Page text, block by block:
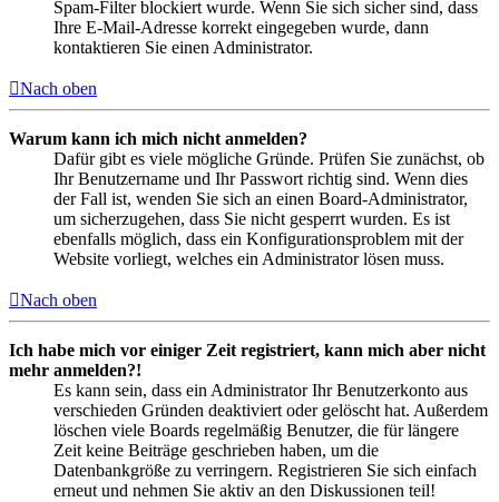
Spam-Filter blockiert wurde. Wenn Sie sich sicher sind, dass
Ihre E-Mail-Adresse korrekt eingegeben wurde, dann
kontaktieren Sie einen Administrator.
Nach oben
Warum kann ich mich nicht anmelden?
Dafür gibt es viele mögliche Gründe. Prüfen Sie zunächst, ob
Ihr Benutzername und Ihr Passwort richtig sind. Wenn dies
der Fall ist, wenden Sie sich an einen Board-Administrator,
um sicherzugehen, dass Sie nicht gesperrt wurden. Es ist
ebenfalls möglich, dass ein Konfigurationsproblem mit der
Website vorliegt, welches ein Administrator lösen muss.
Nach oben
Ich habe mich vor einiger Zeit registriert, kann mich aber nicht
mehr anmelden?!
Es kann sein, dass ein Administrator Ihr Benutzerkonto aus
verschieden Gründen deaktiviert oder gelöscht hat. Außerdem
löschen viele Boards regelmäßig Benutzer, die für längere
Zeit keine Beiträge geschrieben haben, um die
Datenbankgröße zu verringern. Registrieren Sie sich einfach
erneut und nehmen Sie aktiv an den Diskussionen teil!